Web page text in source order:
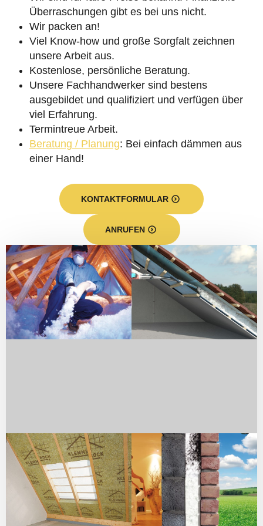
Überraschungen gibt es bei uns nicht.
Wir packen an!
Viel Know-how und große Sorgfalt zeichnen
unsere Arbeit aus.
Kostenlose, persönliche Beratung.
Unsere Fachhandwerker sind bestens
ausgebildet und qualifiziert und verfügen über
viel Erfahrung.
Termintreue Arbeit.
Beratung / Planung: Bei einfach dämmen aus
einer Hand!
KONTAKTFORMULAR
ANRUFEN